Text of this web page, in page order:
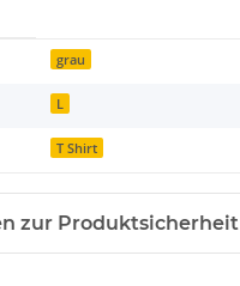
grau
L
T Shirt
zur Produktsicherheit